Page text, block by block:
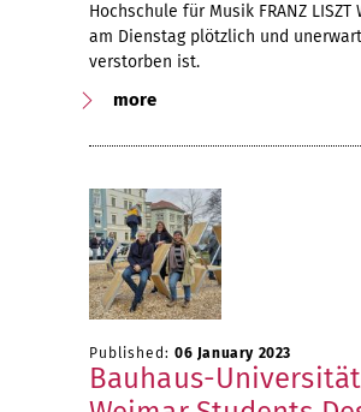
Hochschule für Musik FRANZ LISZT
am Dienstag plötzlich und
verstorben ist.
more
Published: 06 January 2023
Bauhaus-Universität